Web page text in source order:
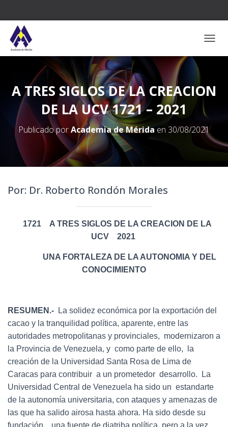
A TRES SIGLOS DE LA CREACION
DE LA UCV 1721 – 2021
Publicado porAcademia de Mérida en 30/08/2021
Por: Dr. Roberto Rondón Morales
1721A TRES SIGLOS DE LA CREACION DE LA
UCV 2021
UNA FORTALEZA DE LA AUTONOMIA Y DEL
CONOCIMIENTO
RESUMEN.- La solidez económica por la exportación del
cacao y la tranquilidad política, aparente, entre las
autoridades metropolitanas y provinciales, modernizaron a
la Provincia de Venezuela, y como parte de ello, la
creación de la Universidad Santa Rosa de Lima de
Caracas para contribuir a un prometedor desarrollo. La
Universidad Central de Venezuela ha sido un estandarte
de la autonomía universitaria, con ataques y amenazas de
las que ha salido airosa hasta ahora. Ha sido desde su
fundación, una fuente de diatriba política, pero a la vez,